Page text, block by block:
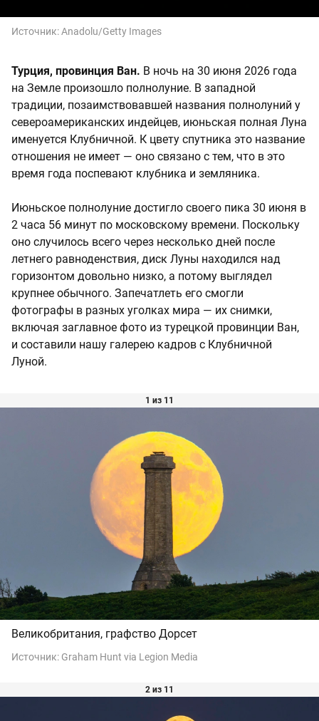
Источник:Anadolu/Getty Images
Турция, провинция Ван. В ночь на 30 июня 2026 года
на Земле произошло полнолуние. В западной
традиции, позаимствовавшей названия полнолуний у
североамериканских индейцев, июньская полная Луна
именуется Клубничной. К цвету спутника это название
отношения не имеет — оно связано с тем, что в это
время года поспевают клубника и земляника.
Июньское полнолуние достигло своего пика 30 июня в
2 часа 56 минут по московскому времени. Поскольку
оно случилось всего через несколько дней после
летнего равноденствия, диск Луны находился над
горизонтом довольно низко, а потому выглядел
крупнее обычного. Запечатлеть его смогли
фотографы в разных уголках мира — их снимки,
включая заглавное фото из турецкой провинции Ван,
и составили нашу галерею кадров с Клубничной
Луной.
1 из 11
Великобритания, графство Дорсет
Источник: Graham Hunt via Legion Media
2 из 11